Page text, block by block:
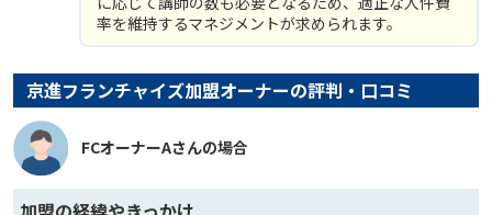
率を維持するマネジメントが求められます。
京進フランチャイズ加盟オーナーの評判・口コミ
FCオーナーAさんの場合